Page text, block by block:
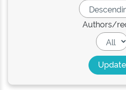
Authors/